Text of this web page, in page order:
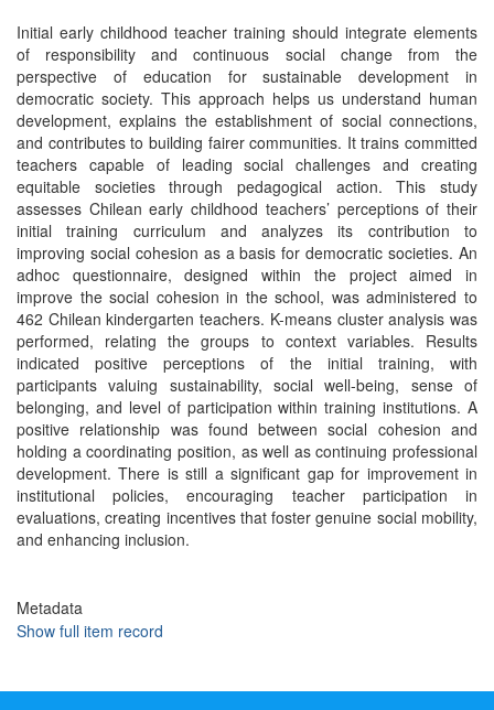
Initial early childhood teacher training should integrate elements
of responsibility and continuous social change from the
perspective of education for sustainable development in
democratic society. This approach helps us understand human
development, explains the establishment of social connections,
and contributes to building fairer communities. It trains committed
teachers capable of leading social challenges and creating
equitable societies through pedagogical action. This study
assesses Chilean early childhood teachers’ perceptions of their
initial training curriculum and analyzes its contribution to
improving social cohesion as a basis for democratic societies. An
adhoc questionnaire, designed within the project aimed in
improve the social cohesion in the school, was administered to
462 Chilean kindergarten teachers. K-means cluster analysis was
performed, relating the groups to context variables. Results
indicated positive perceptions of the initial training, with
participants valuing sustainability, social well-being, sense of
belonging, and level of participation within training institutions. A
positive relationship was found between social cohesion and
holding a coordinating position, as well as continuing professional
development. There is still a significant gap for improvement in
institutional policies, encouraging teacher participation in
evaluations, creating incentives that foster genuine social mobility,
and enhancing inclusion.
Metadata
Show full item record